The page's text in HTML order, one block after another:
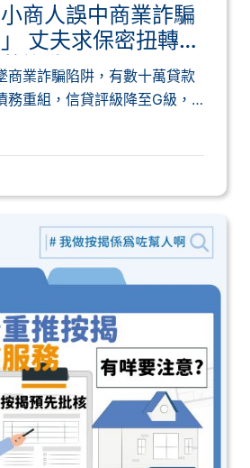
商人誤中商業詐騙
」 丈夫求保密扭轉撻
詠欣
商業詐騙陷阱，有數十萬貸款
務重組，信貸評級降至G級，